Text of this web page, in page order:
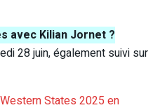
avec Kilian Jornet ?
28 juin, également suivi sur
States 2025 en